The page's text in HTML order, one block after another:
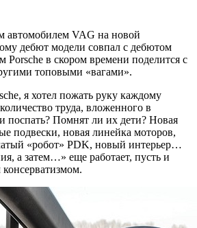
автомобилем VAG на новой
дебют модели совпал с дебютом
Porsche в скором времени поделится с
топовыми «вагами».
я хотел пожать руку каждому
труда, вложенного в
поспать? Помнят ли их дети? Новая
подвески, новая линейка моторов,
«робот» PDK, новый интерьер…
а затем…» еще работает, пусть и